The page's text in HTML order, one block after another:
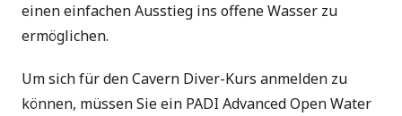
einen einfachen Ausstieg ins offene Wasser zu
ermöglichen.
Um sich für den Cavern Diver-Kurs anmelden zu
können, müssen Sie ein PADI Advanced Open Water